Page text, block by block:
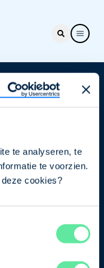
te analyseren, te
te voorzien.
cookies?